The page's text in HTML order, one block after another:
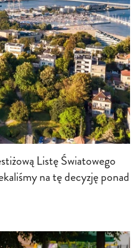
Listę Światowego
na tę decyzję ponad